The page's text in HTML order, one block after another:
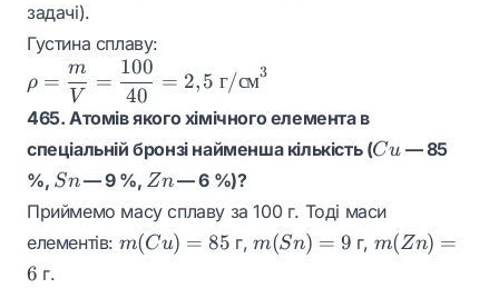
мл} -
600
\text{
мл} =
40
\text{
мл} =
40
\text{
см}^3
задачі).
Густина сплаву:
\rho =
\dfrac{m}
{V} =
\dfrac{100}
{40} = 2,5
\text{ г/
см}^3
ρ =
V
m
=
40
100
= 2,5 г/см3
465. Атомів якого хімічного елемента в
спеціальній бронзі найменша кількість (Cu
Cu — 85
%, Sn
Sn— 9 %, Zn
Zn— 6 %)?
Приймемо масу сплаву за 100 г. Тоді маси
елементів: m(Cu)=85
m(Cu) = 85 г, m(Sn)=9
m(Sn) = 9 г, m(Zn)=6
m(Zn) =
6 г.